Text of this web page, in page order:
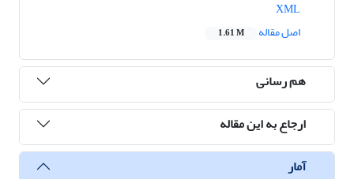
اصل مقاله
1.61 M
هم رسانی
ارجاع به این مقاله
آمار